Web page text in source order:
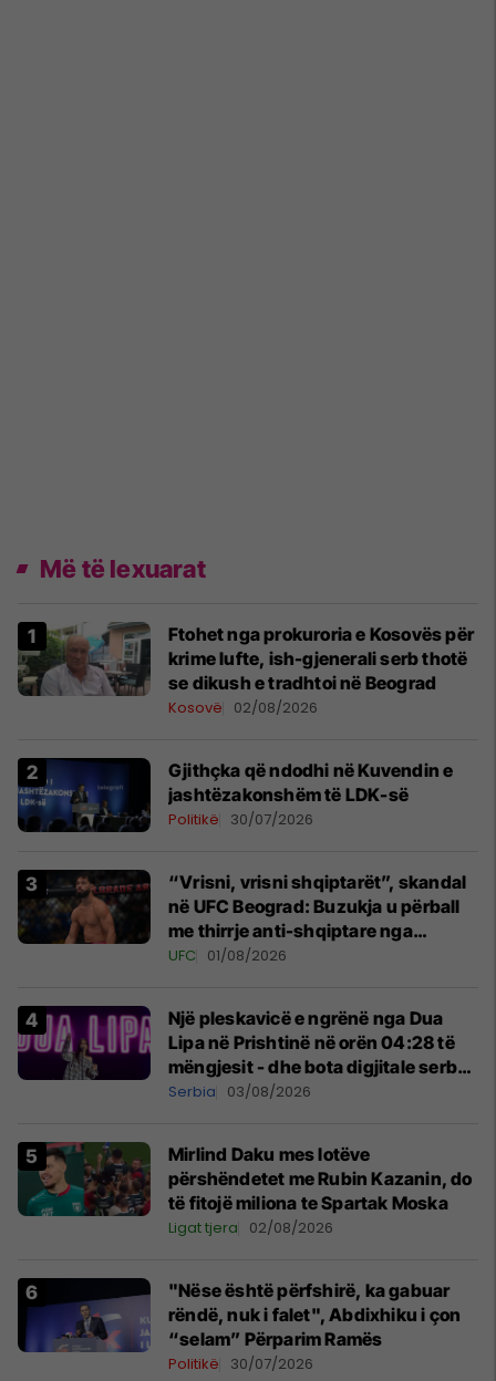
Më të lexuarat
Ftohet nga prokuroria e Kosovës për
krime lufte, ish-gjenerali serb thotë
se dikush e tradhtoi në Beograd
Kosovë 02/08/2026
Gjithçka që ndodhi në Kuvendin e
jashtëzakonshëm të LDK-së
Politikë 30/07/2026
“Vrisni, vrisni shqiptarët”, skandal
në UFC Beograd: Buzukja u përball
me thirrje anti-shqiptare nga
tribunat
UFC 01/08/2026
Një pleskavicë e ngrënë nga Dua
Lipa në Prishtinë në orën 04:28 të
mëngjesit - dhe bota digjitale serbe
shpall gjendjen e luftës
Serbia 03/08/2026
Mirlind Daku mes lotëve
përshëndetet me Rubin Kazanin, do
të fitojë miliona te Spartak Moska
Ligat tjera 02/08/2026
"Nëse është përfshirë, ka gabuar
rëndë, nuk i falet", Abdixhiku i çon
“selam” Përparim Ramës
Politikë 30/07/2026